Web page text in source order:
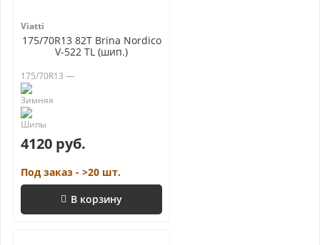
Viatti
175/70R13 82T Brina Nordico
V-522 TL (шип.)
175/70R13 —
4120 руб.
Под заказ - >20 шт.
В корзину